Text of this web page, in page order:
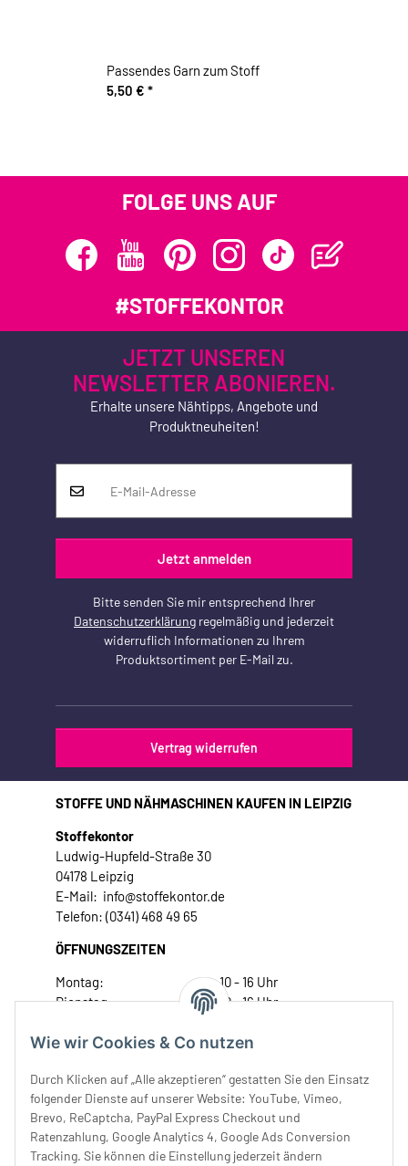
Wie wir Cookies & Co nutzen
Durch Klicken auf „Alle akzeptieren“ gestatten Sie den Einsatz
folgender Dienste auf unserer Website: YouTube, Vimeo,
Brevo, ReCaptcha, PayPal Express Checkout und
Ratenzahlung, Google Analytics 4, Google Ads Conversion
Tracking. Sie können die Einstellung jederzeit ändern
Passendes Garn zum Stoff
5,50 € *
FOLGE UNS AUF
#STOFFEKONTOR
JETZT UNSEREN
NEWSLETTER ABONIEREN.
Erhalte unsere Nähtipps, Angebote und
Produktneuheiten!
Jetzt anmelden
Bitte senden Sie mir entsprechend Ihrer
Datenschutzerklärung regelmäßig und jederzeit
widerruflich Informationen zu Ihrem
Produktsortiment per E-Mail zu.
Vertrag widerrufen
STOFFE UND NÄHMASCHINEN KAUFEN IN LEIPZIG
Stoffekontor
Ludwig-Hupfeld-Straße 30
04178 Leipzig
E-Mail: info@stoffekontor.de
Telefon: (0341) 468 49 65
ÖFFNUNGSZEITEN
Montag:
10 - 16 Uhr
Dienstag:
10 - 16 Uhr
Donnerstag:
10 - 18 Uhr
Samstag:
10 - 14 Uhr
Unser Service